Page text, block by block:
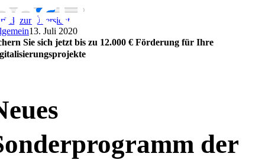
Zum
Inhalt
springen
zur Übersicht
13. Juli 2020
Sie sich jetzt bis zu 12.000 € Förderung für Ihre
der